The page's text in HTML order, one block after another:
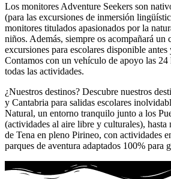
Los monitores Adventure Seekers son
(para las excursiones de inmersión
monitores titulados apasionados por la
niños. Además, siempre os acompañará un
excursiones para escolares disponible
Contamos con un vehículo de apoyo las 24
todas las actividades.
¿Nuestros destinos? Descubre nuestros
y Cantabria para salidas escolares
Natural, un entorno tranquilo junto a los
(actividades al aire libre y culturales),
de Tena en pleno Pirineo, con actividades
parques de aventura adaptados 100% para